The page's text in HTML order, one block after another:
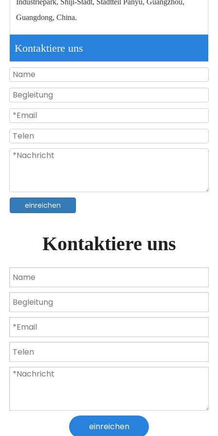
24W RGB-LED-Schwimmbadleuchte zur Wandmontage aus ABS-PC 18W mehrfarbige RGB-LED-Pool-Unterwasserbeleuchtung
Guangdong, China.
Kontaktiere uns
einreichen
Kontaktiere uns
einreichen